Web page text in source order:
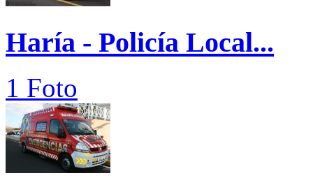
Haría - Policía Local...
1 Foto